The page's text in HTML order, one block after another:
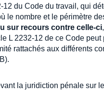
du Code du travail, qui
le nombre et le périmètre
sur recours contre celle-ci
L 2232-12 de ce Code
rattachés aux différents
la juridiction pénale sur